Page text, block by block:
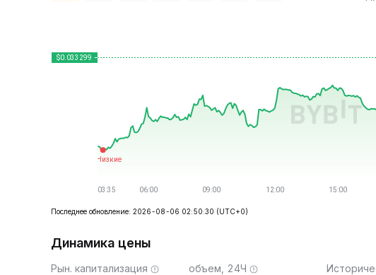
Последнее обновление: 2026-08-06 02:50:30 (UTC+0)
Динамика цены
Рын. капитализация объем, 24Ч